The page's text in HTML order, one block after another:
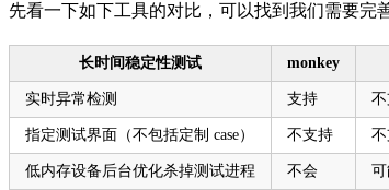
先看一下如下工具的对比，可以找到我们需要完
长时间稳定性测试 monkey
实时异常检测 支持 不
指定测试界面（不包括定制 case） 不支持
低内存设备后台优化杀掉测试进程 不会 可